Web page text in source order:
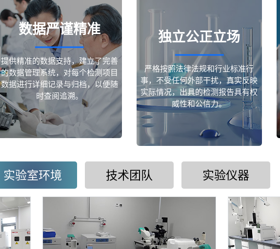
数据严谨精准
提供精准的数据支持，建立了完善
的数据管理系统，对每个检测项目
数据进行详细记录与归档，以便随
时查阅追溯。
独立公正立场
严格按照法律法规和行业标准行
事，不受任何外部干扰，真实反映
实际情况，出具的检测报告具有权
威性和公信力。
实验室环境 技术团队 实验仪器